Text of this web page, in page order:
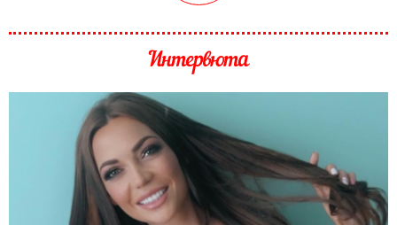
Интервюта